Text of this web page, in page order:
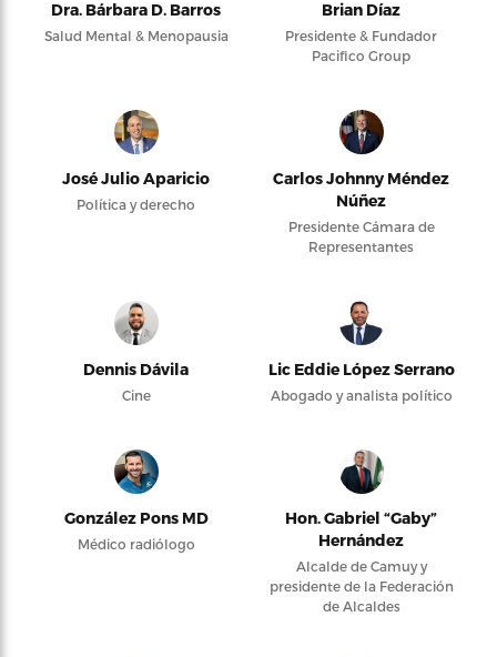
Dra. Bárbara D. Barros
Salud Mental & Menopausia
Brian Díaz
Presidente & Fundador
Pacifico Group
José Julio Aparicio
Política y derecho
Carlos Johnny Méndez
Núñez
Presidente Cámara de
Representantes
Dennis Dávila
Cine
Lic Eddie López Serrano
Abogado y analista político
González Pons MD
Médico radiólogo
Hon. Gabriel “Gaby”
Hernández
Alcalde de Camuy y
presidente de la Federación
de Alcaldes